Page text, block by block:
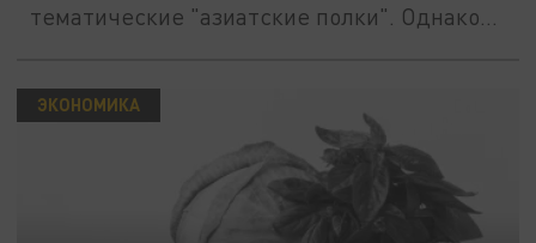
тематические "азиатские полки". Однако...
ЭКОНОМИКА